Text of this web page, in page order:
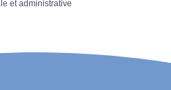
et administrative